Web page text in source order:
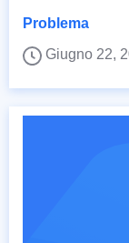
Problema
Giugno 22,